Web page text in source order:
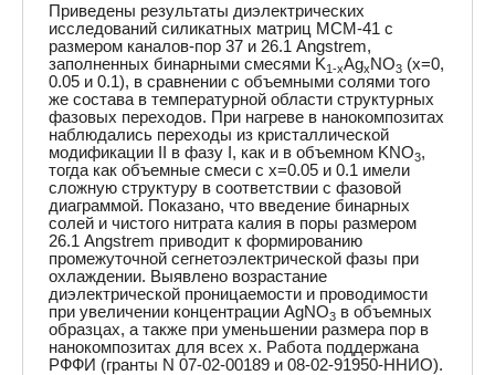
Приведены результаты диэлектрических
исследований силикатных матриц МСМ-41 с
размером каналов-пор 37 и 26.1 Angstrem,
заполненных бинарными смесями K1-xAgx NO3 (x=0,
0.05 и 0.1), в сравнении с объемными солями того
же состава в температурной области структурных
фазовых переходов. При нагреве в нанокомпозитах
наблюдались переходы из кристаллической
модификации II в фазу I, как и в объемном KNO3,
тогда как объемные смеси с x=0.05 и 0.1 имели
сложную структуру в соответствии с фазовой
диаграммой. Показано, что введение бинарных
солей и чистого нитрата калия в поры размером
26.1 Angstrem приводит к формированию
промежуточной сегнетоэлектрической фазы при
охлаждении. Выявлено возрастание
диэлектрической проницаемости и проводимости
при увеличении концентрации AgNO3 в объемных
образцах, а также при уменьшении размера пор в
нанокомпозитах для всех x. Работа поддержана
РФФИ (гранты N 07-02-00189 и 08-02-91950-ННИО).